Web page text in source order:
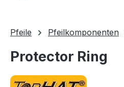
Pfeile Pfeilkomponenten
Protector Ring